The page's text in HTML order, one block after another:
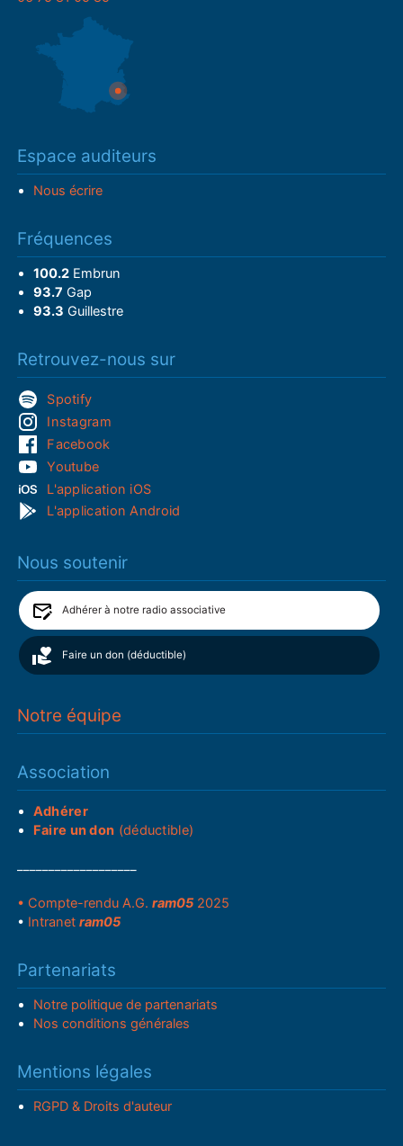
Espace auditeurs
Nous écrire
Fréquences
100.2Embrun
93.7 Gap
93.3 Guillestre
Retrouvez-nous sur
Spotify
Instagram
Facebook
Youtube
L'application iOS
L'application Android
Nous soutenir
Adhérer à notre radio associative
Faire un don (déductible)
Notre équipe
Association
Adhérer
Faire un don (déductible)
• Compte-rendu A.G.ram05 2025
• Intranetram05
Partenariats
Notre politique de partenariats
Nos conditions générales
Mentions légales
RGPD & Droits d'auteur